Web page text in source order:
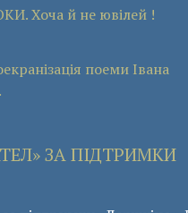
Хоча й не ювілей !
поеми Івана
ЗА ПІДТРИМКИ